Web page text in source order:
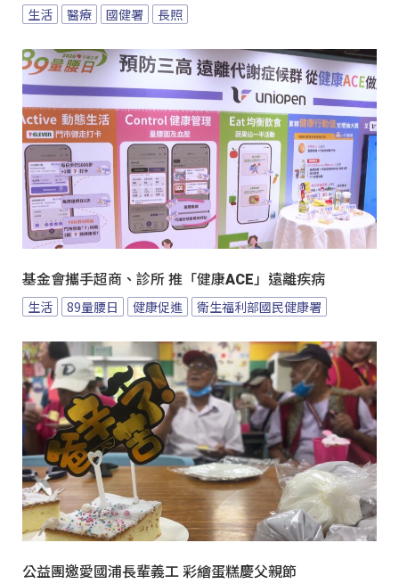
生活 醫療 國健署 長照
基金會攜手超商、診所 推「健康ACE」遠離疾病
生活 89量腰日 健康促進 衛生福利部國民健康署
公益團邀愛國浦長輩義工 彩繪蛋糕慶父親節